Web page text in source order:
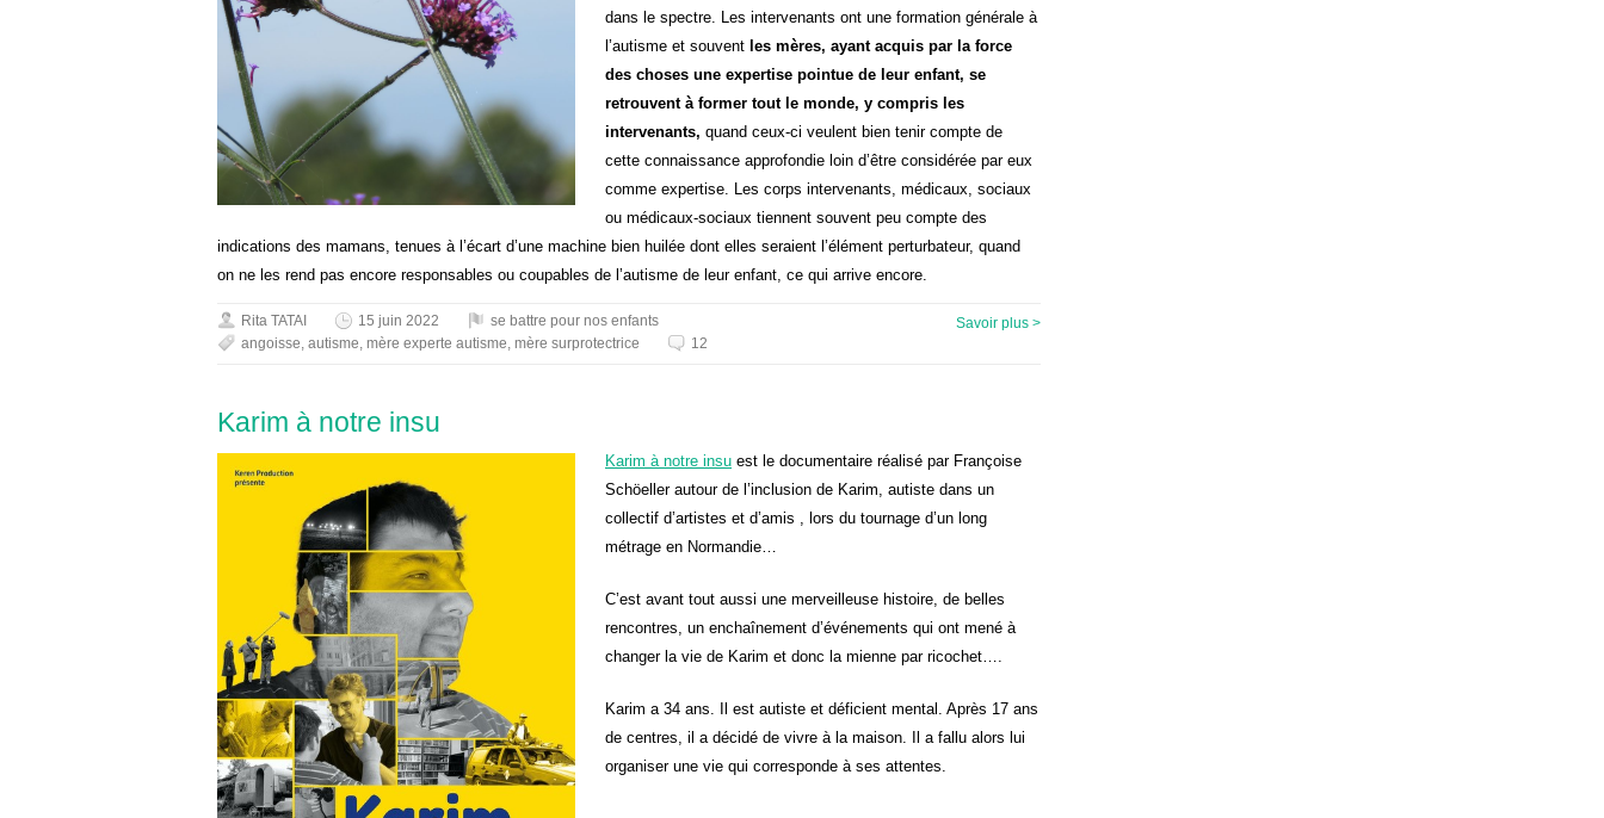
dans le spectre. Les intervenants ont une formation générale à
l’autisme et souvent les mères, ayant acquis par la force
des choses une expertise pointue de leur enfant, se
retrouvent à former tout le monde, y compris les
intervenants, quand ceux-ci veulent bien tenir compte de
cette connaissance approfondie loin d’être considérée par eux
comme expertise. Les corps intervenants, médicaux, sociaux
ou médicaux-sociaux tiennent souvent peu compte des
indications des mamans, tenues à l’écart d’une machine bien huilée dont elles seraient l’élément perturbateur, quand
on ne les rend pas encore responsables ou coupables de l’autisme de leur enfant, ce qui arrive encore.
Rita TATAI 15 juin 2022
se battre pour nos enfants
angoisse, autisme, mère experte autisme, mère surprotectrice 12
Savoir plus >
Karim à notre insu
Karim à notre insu est le documentaire réalisé par Françoise
Schöeller autour de l’inclusion de Karim, autiste dans un
collectif d’artistes et d’amis , lors du tournage d’un long
métrage en Normandie…
C’est avant tout aussi une merveilleuse histoire, de belles
rencontres, un enchaînement d’événements qui ont mené à
changer la vie de Karim et donc la mienne par ricochet….
Karim a 34 ans. Il est autiste et déficient mental. Après 17 ans
de centres, il a décidé de vivre à la maison. Il a fallu alors lui
organiser une vie qui corresponde à ses attentes.